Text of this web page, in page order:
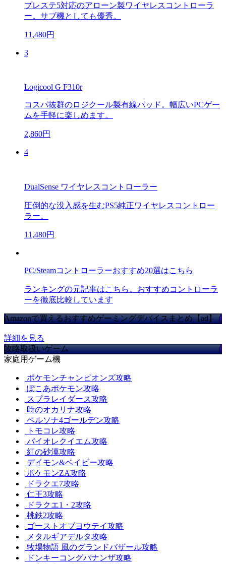
プレステ5対応のアローン製ワイヤレスコントローラ
ー。サブ機としても優秀。
11,480円
3
Logicool G F310r
コスパ抜群のロジクール製有線パッド。幅広いPCゲー
ムを手軽に楽しめます。
2,860円
4
DualSense ワイヤレスコントローラー
圧倒的な没入感を生むPS5純正ワイヤレスコントロー
ラー。
11,480円
PC/Steamコントローラーおすすめ20選はこちら
ランキングの元記事はこちら。おすすめコントローラ
ーを徹底比較しています
Amazonで買えるおすすめゲーミングデバイスまとめ【ad】
詳細を見る
攻略取扱いゲーム
家庭用ゲーム機
ポケモンチャンピオンズ攻略
ぽこあポケモン攻略
スプラレイダース攻略
時のオカリナ攻略
ペルソナ4ゴールデン攻略
トモコレ攻略
バイオレクイエム攻略
紅の砂漠攻略
デイモン&ベイビー攻略
ポケモンZA攻略
ドラクエ7攻略
仁王3攻略
ドラクエ1・2攻略
桃鉄2攻略
ゴーストオブヨウテイ攻略
メタルギアデルタ攻略
牧場物語 風のグランドバザール攻略
ドンキーコングバナンザ攻略